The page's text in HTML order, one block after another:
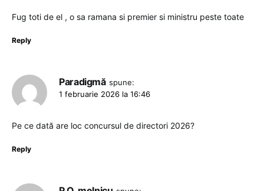
Fug toti de el , o sa ramana si premier si ministru peste toate
Reply
Paradigmă spune:
1 februarie 2026 la 16:46
Pe ce dată are loc concursul de directori 2026?
Reply